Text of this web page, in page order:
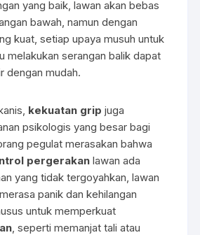
yang baik, lawan akan bebas
bawah, namun dengan
kuat, setiap upaya musuh untuk
melakukan serangan balik dapat
dengan mudah.
kekuatan grip juga
psikologis yang besar bagi
pegulat merasakan bahwa
pergerakan lawan ada
yang tidak tergoyahkan, lawan
panik dan kehilangan
untuk memperkuat
, seperti memanjat tali atau